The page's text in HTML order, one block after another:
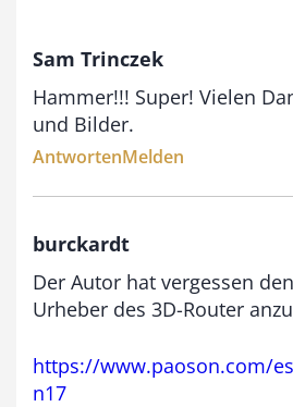
b
,
0
Sam Trinczek
Hammer!!! Super! Vielen
und Bilder.
AntwortenMelden
burckardt
Der Autor hat vergessen
Urheber des 3D-Router
https://www.paoson.com/
n17